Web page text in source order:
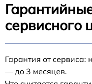
сервисного
Гарантия от
— до 3 месяцев.